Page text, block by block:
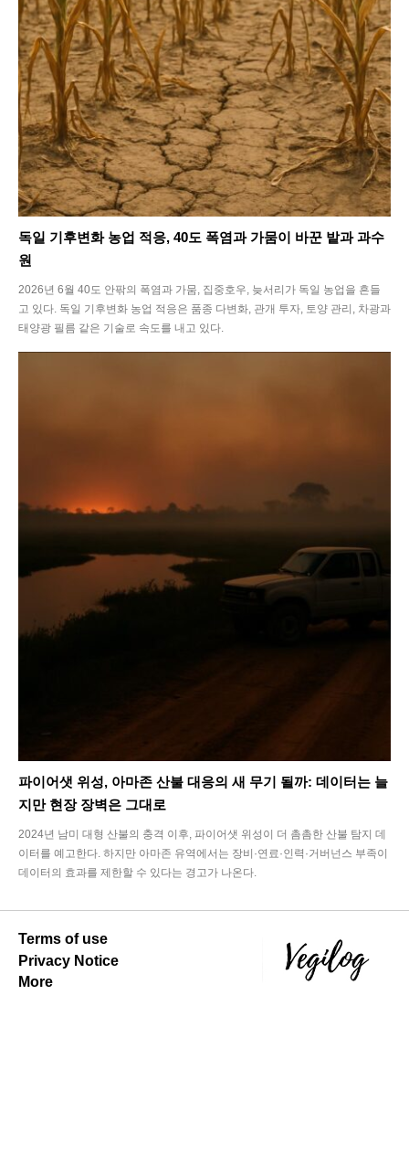
독일 기후변화 농업 적응, 40도 폭염과 가뭄이 바꾼 밭과 과수
원
2026년 6월 40도 안팎의 폭염과 가뭄, 집중호우, 늦서리가 독일 농업을 흔들
고 있다. 독일 기후변화 농업 적응은 품종 다변화, 관개 투자, 토양 관리, 차광과
태양광 필름 같은 기술로 속도를 내고 있다.
파이어샛 위성, 아마존 산불 대응의 새 무기 될까: 데이터는 늘
지만 현장 장벽은 그대로
2024년 남미 대형 산불의 충격 이후, 파이어샛 위성이 더 촘촘한 산불 탐지 데
이터를 예고한다. 하지만 아마존 유역에서는 장비·연료·인력·거버넌스 부족이
데이터의 효과를 제한할 수 있다는 경고가 나온다.
Terms of use
Privacy Notice
More